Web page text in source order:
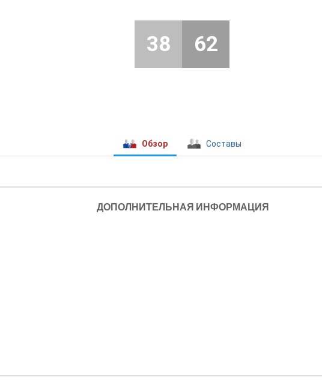
38 62
Обзор Составы
ДОПОЛНИТЕЛЬНАЯ ИНФОРМАЦИЯ